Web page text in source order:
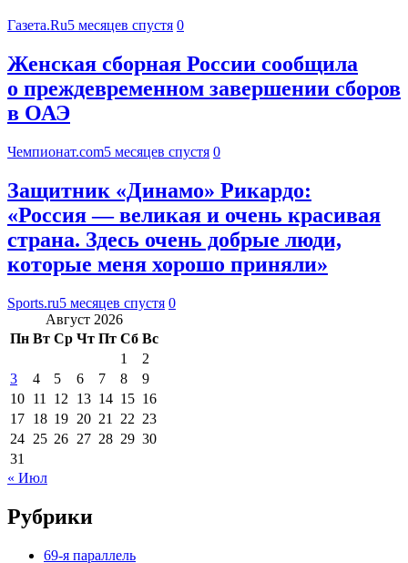
Газета.Ru5 месяцев спустя 0
Женская сборная России сообщила
о преждевременном завершении сборов
в ОАЭ
Чемпионат.com5 месяцев спустя 0
Защитник «Динамо» Рикардо:
«Россия — великая и очень красивая
страна. Здесь очень добрые люди,
которые меня хорошо приняли»
Sports.ru5 месяцев спустя 0
Август 2026
Пн Вт Ср Чт Пт Сб Вс
1
2
3
4 5 6 7 8
9
10 11 12 13 14 15 16
17 18 19 20 21 22 23
24 25 26 27 28 29 30
31
« Июл
Рубрики
69-я параллель